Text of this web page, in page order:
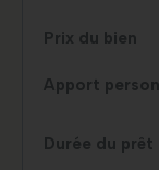
Prix du bien
Apport
Durée du prêt